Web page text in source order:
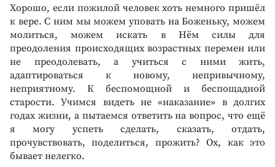
Хорошо, если пожилой человек хоть немного пришёл
к вере. С ним мы можем уповать на Боженьку, можем
молиться, можем искать в Нём силы для
преодоления происходящих возрастных перемен или
не преодолевать, а учиться с ними жить,
адаптироваться к новому, непривычному,
неприятному. К беспомощной и беспощадной
старости. Учимся видеть не «наказание» в долгих
годах жизни, а пытаемся ответить на вопрос, что ещё
я могу успеть сделать, сказать, отдать,
прочувствовать, поделиться, прожить? Ох, как это
бывает нелегко.